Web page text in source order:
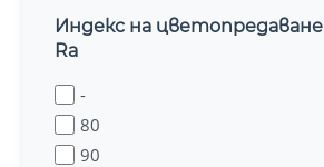
Индекс на цветопредаване
Ra
-
80
90